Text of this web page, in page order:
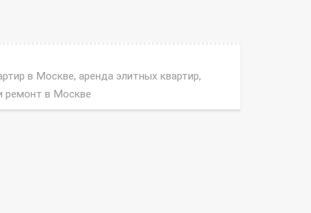
в Москве, аренда элитных квартир,
ремонт в Москве